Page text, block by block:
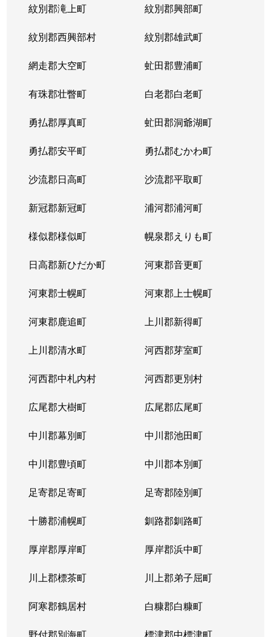
紋別郡滝上町 紋別郡興部町
紋別郡西興部村 紋別郡雄武町
網走郡大空町 虻田郡豊浦町
有珠郡壮瞥町 白老郡白老町
勇払郡厚真町 虻田郡洞爺湖町
勇払郡安平町 勇払郡むかわ町
沙流郡日高町 沙流郡平取町
新冠郡新冠町 浦河郡浦河町
様似郡様似町 幌泉郡えりも町
日高郡新ひだか町 河東郡音更町
河東郡士幌町 河東郡上士幌町
河東郡鹿追町 上川郡新得町
上川郡清水町 河西郡芽室町
河西郡中札内村 河西郡更別村
広尾郡大樹町 広尾郡広尾町
中川郡幕別町 中川郡池田町
中川郡豊頃町 中川郡本別町
足寄郡足寄町 足寄郡陸別町
十勝郡浦幌町 釧路郡釧路町
厚岸郡厚岸町 厚岸郡浜中町
川上郡標茶町 川上郡弟子屈町
阿寒郡鶴居村 白糠郡白糠町